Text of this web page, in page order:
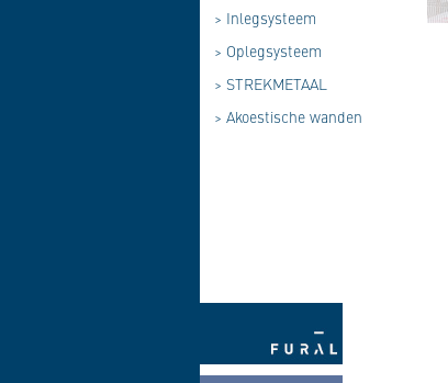
> Inlegsysteem
> Oplegsysteem
> STREKMETAAL
> Akoestische wanden